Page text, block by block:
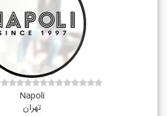
Napoli
تهران